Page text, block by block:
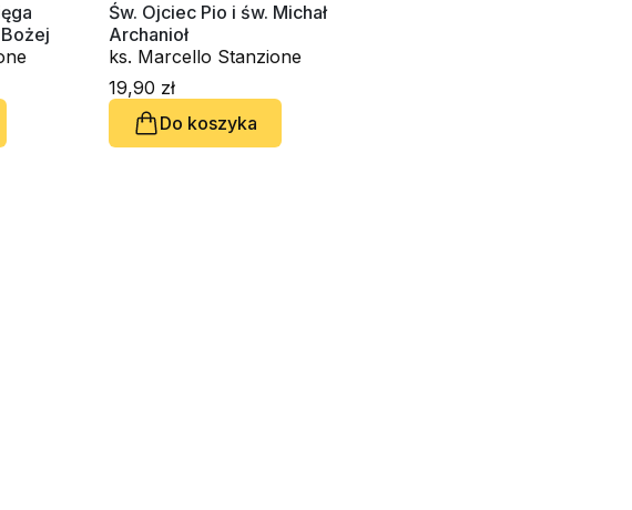
Św. Ojciec Pio i św. Michał
Archanioł
ks. Marcello Stanzione
19,90 zł
Do koszyka